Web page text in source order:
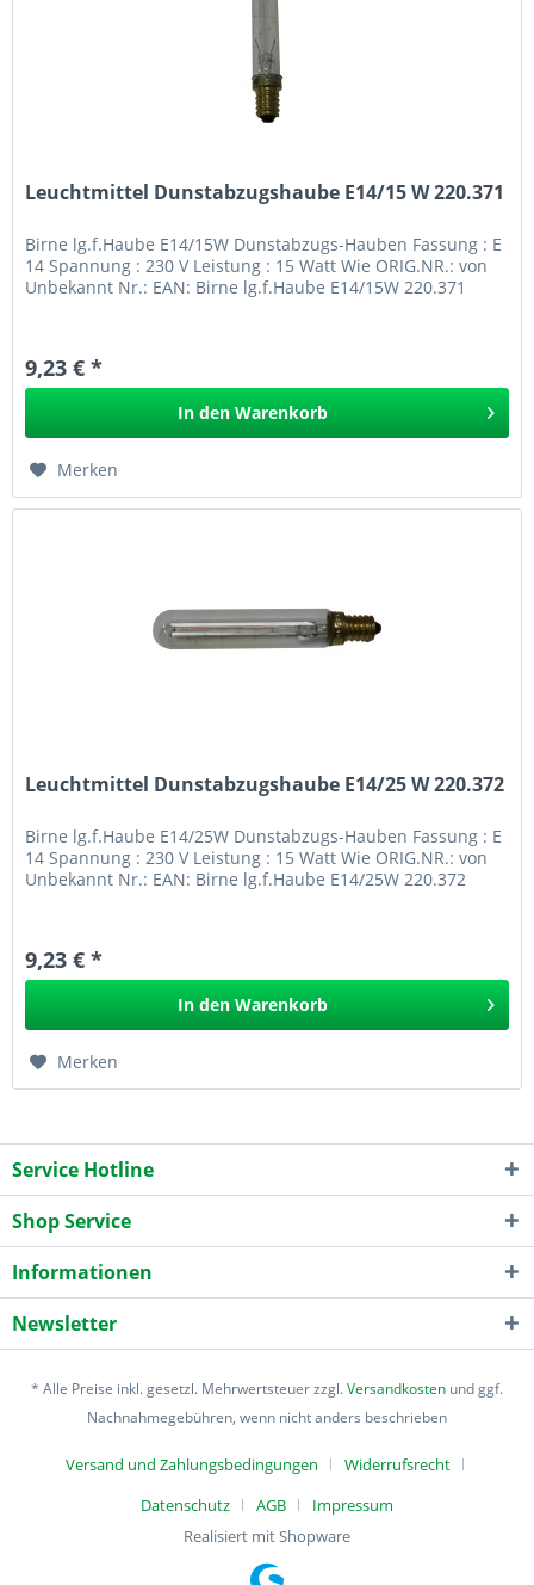
Leuchtmittel Dunstabzugshaube E14/15 W 220.371
Birne lg.f.Haube E14/15W Dunstabzugs-Hauben Fassung : E
14 Spannung : 230 V Leistung : 15 Watt Wie ORIG.NR.: von
Unbekannt Nr.: EAN: Birne lg.f.Haube E14/15W 220.371
9,23 € *
In den Warenkorb
Merken
Leuchtmittel Dunstabzugshaube E14/25 W 220.372
Birne lg.f.Haube E14/25W Dunstabzugs-Hauben Fassung : E
14 Spannung : 230 V Leistung : 15 Watt Wie ORIG.NR.: von
Unbekannt Nr.: EAN: Birne lg.f.Haube E14/25W 220.372
9,23 € *
In den Warenkorb
Merken
Service Hotline
Shop Service
Informationen
Newsletter
* Alle Preise inkl. gesetzl. Mehrwertsteuer zzgl.Versandkosten und ggf.
Nachnahmegebühren, wenn nicht anders beschrieben
Versand und Zahlungsbedingungen
Widerrufsrecht
Datenschutz
AGB
Impressum
Realisiert mit Shopware